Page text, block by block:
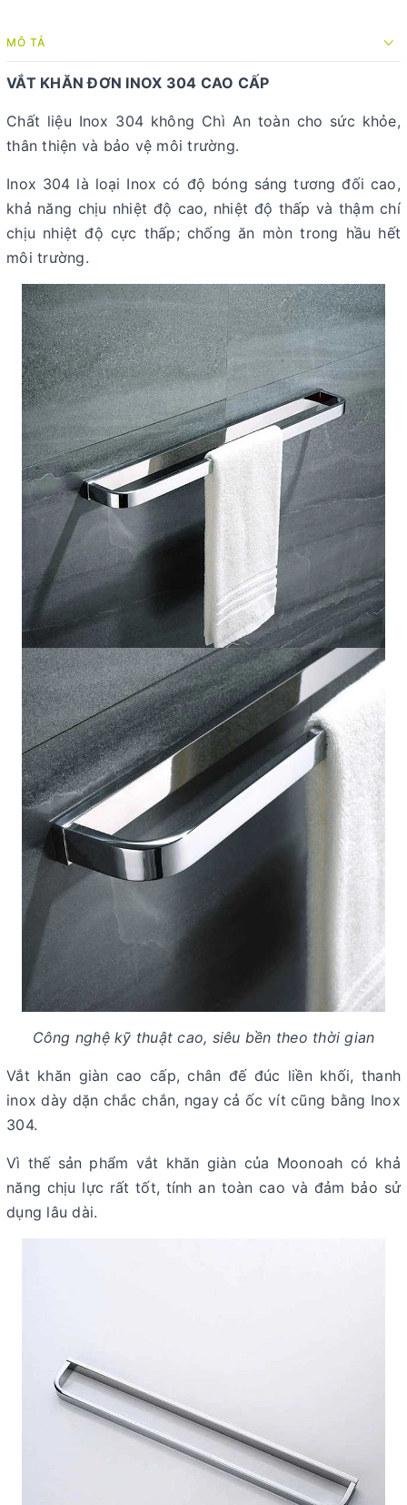
MÔ TẢ
VẮT KHĂN ĐƠN INOX 304 CAO CẤP
Chất liệu Inox 304 không Chì An toàn cho sức khỏe,
thân thiện và bảo vệ môi trường.
Inox 304 là loại Inox có độ bóng sáng tương đối cao,
khả năng chịu nhiệt độ cao, nhiệt độ thấp và thậm chí
chịu nhiệt độ cực thấp; chống ăn mòn trong hầu hết
môi trường.
Công nghệ kỹ thuật cao, siêu bền theo thời gian
Vắt khăn giàn cao cấp, chân đế đúc liền khối, thanh
inox dày dặn chắc chắn, ngay cả ốc vít cũng bằng Inox
304.
Vì thế sản phẩm vắt khăn giàn của Moonoah có khả
năng chịu lực rất tốt, tính an toàn cao và đảm bảo sử
dụng lâu dài.